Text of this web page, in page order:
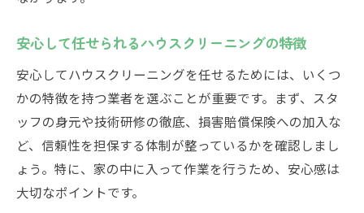
安心して任せられるハウスクリーニングの特徴
安心してハウスクリーニングを任せるためには、いくつ
かの特徴を持つ業者を選ぶことが重要です。まず、スタ
ッフの身元や技術研修の徹底、損害賠償保険への加入な
ど、信頼性を担保する体制が整っているかを確認しまし
ょう。特に、家の中に入って作業を行うため、安心感は
大切なポイントです。